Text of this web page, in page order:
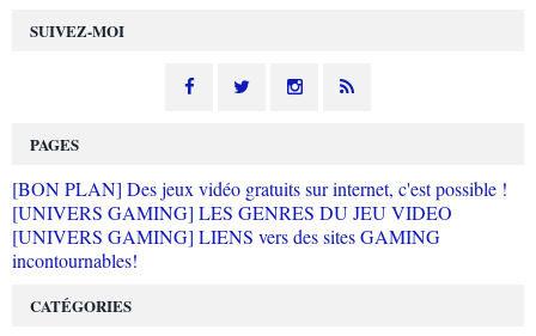
SUIVEZ-MOI
PAGES
[BON PLAN] Des jeux vidéo gratuits sur internet, c'est possible !
[UNIVERS GAMING] LES GENRES DU JEU VIDEO
[UNIVERS GAMING] LIENS vers des sites GAMING
incontournables!
CATÉGORIES